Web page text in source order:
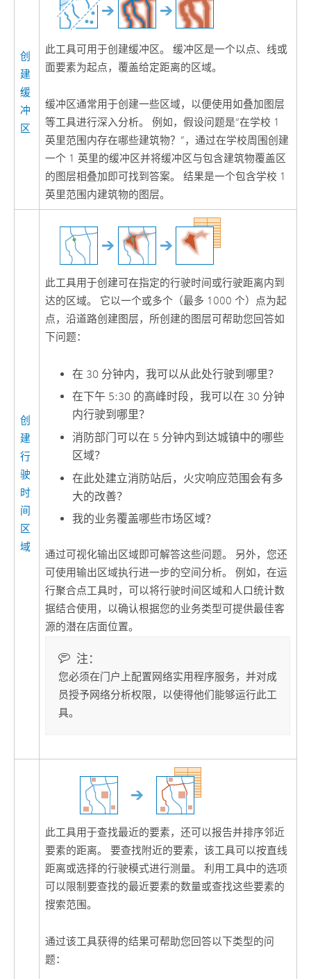
创
建
缓
冲
区
此工具可用于创建缓冲区。 缓冲区是一个以点、线或
面要素为起点，覆盖给定距离的区域。
缓冲区通常用于创建一些区域，以便使用如叠加图层
等工具进行深入分析。 例如，假设问题是“在学校 1
英里范围内存在哪些建筑物？”，通过在学校周围创建
一个 1 英里的缓冲区并将缓冲区与包含建筑物覆盖区
的图层相叠加即可找到答案。 结果是一个包含学校 1
英里范围内建筑物的图层。
创
建
行
驶
时
间
区
域
此工具用于创建可在指定的行驶时间或行驶距离内到
达的区域。 它以一个或多个（最多 1000 个）点为起
点，沿道路创建图层，所创建的图层可帮助您回答如
下问题：
在 30 分钟内，我可以从此处行驶到哪里？
在下午 5:30 的高峰时段，我可以在 30 分钟
内行驶到哪里？
消防部门可以在 5 分钟内到达城镇中的哪些
区域？
在此处建立消防站后，火灾响应范围会有多
大的改善？
我的业务覆盖哪些市场区域？
通过可视化输出区域即可解答这些问题。 另外，您还
可使用输出区域执行进一步的空间分析。 例如，在运
行聚合点工具时，可以将行驶时间区域和人口统计数
据结合使用，以确认根据您的业务类型可提供最佳客
源的潜在店面位置。
注：
您必须在门户上配置网络实用程序服务，并对成
员授予网络分析权限，以使得他们能够运行此工
具。
此工具用于查找最近的要素，还可以报告并排序邻近
要素的距离。 要查找附近的要素，该工具可以按直线
距离或选择的行驶模式进行测量。 利用工具中的选项
可以限制要查找的最近要素的数量或查找这些要素的
搜索范围。
通过该工具获得的结果可帮助您回答以下类型的问
题：